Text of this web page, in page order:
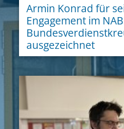
Armin Konrad für
Engagement im
ausgezeichnet